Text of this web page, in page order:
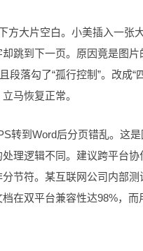
方大片空白。小美插入一张
跳到下一页。原因竟是图片
段落勾了“孤行控制”。改成“
马恢复正常。
转到Word后分页错乱。这
处理逻辑不同。建议跨平台
节符。某互联网公司内部测
在双平台兼容性达98%，而